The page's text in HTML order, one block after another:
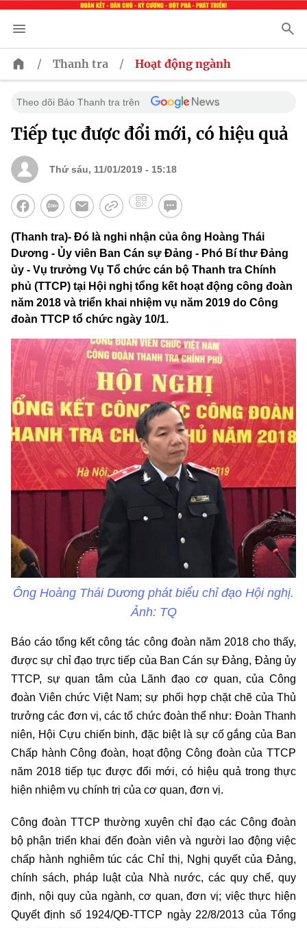
/ Thanh tra / Hoạt động ngành
Theo dõi Báo Thanh tra trên
Tiếp tục được đổi mới, có hiệu quả
Thứ sáu, 11/01/2019 - 15:18
(Thanh tra)- Đó là nghi nhận của ông Hoàng Thái
Dương - Ủy viên Ban Cán sự Đảng - Phó Bí thư Đảng
ủy - Vụ trưởng Vụ Tổ chức cán bộ Thanh tra Chính
phủ (TTCP) tại Hội nghị tổng kết hoạt động công đoàn
năm 2018 và triển khai nhiệm vụ năm 2019 do Công
đoàn TTCP tổ chức ngày 10/1.
Ông Hoàng Thái Dương phát biểu chỉ đạo Hội nghị.
Ảnh: TQ
Báo cáo tổng kết công tác công đoàn năm 2018 cho thấy,
được sự chỉ đạo trực tiếp của Ban Cán sự Đảng, Đảng ủy
TTCP, sự quan tâm của Lãnh đạo cơ quan, của Công
đoàn Viên chức Việt Nam; sự phối hợp chặt chẽ của Thủ
trưởng các đơn vị, các tổ chức đoàn thể như: Đoàn Thanh
niên, Hội Cựu chiến binh, đặc biệt là sự cố gắng của Ban
Chấp hành Công đoàn, hoạt động Công đoàn của TTCP
năm 2018 tiếp tục được đổi mới, có hiệu quả trong thực
hiện nhiệm vụ chính trị của cơ quan, đơn vị.
Công đoàn TTCP thường xuyên chỉ đạo các Công đoàn
bộ phận triển khai đến đoàn viên và người lao động việc
chấp hành nghiêm túc các Chỉ thị, Nghị quyết của Đảng,
chính sách, pháp luật của Nhà nước, các quy chế, quy
định, nội quy của ngành, cơ quan, đơn vị; việc thực hiện
Quyết định số 1924/QĐ-TTCP ngày 22/8/2013 của Tổng